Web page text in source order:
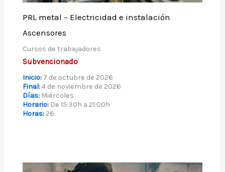
PRL metal – Electricidad e instalación
Ascensores
Cursos de trabajadores
Subvencionado
Inicio: 7 de octubre de 2026
Final:4 de noviembre de 2026
Días: Miércoles
Horario: De 15:30h a 21:00h
Horas: 26